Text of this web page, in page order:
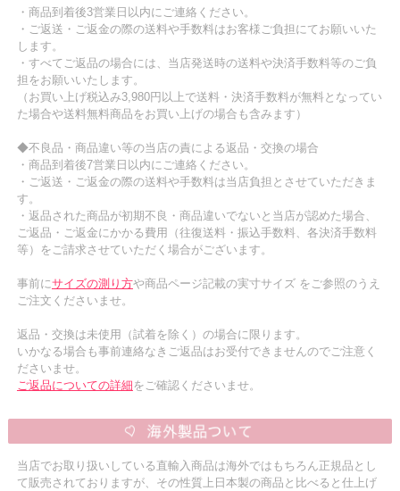
・商品到着後3営業日以内にご連絡ください。
・ご返送・ご返金の際の送料や手数料はお客様ご負担にてお願いいた
します。
・すべてご返品の場合には、当店発送時の送料や決済手数料等のご負
担をお願いいたします。
（お買い上げ税込み3,980円以上で送料・決済手数料が無料となってい
た場合や送料無料商品をお買い上げの場合も含みます）
◆不良品・商品違い等の当店の責による返品・交換の場合
・商品到着後7営業日以内にご連絡ください。
・ご返送・ご返金の際の送料や手数料は当店負担とさせていただきま
す。
・返品された商品が初期不良・商品違いでないと当店が認めた場合、
ご返品・ご返金にかかる費用（往復送料・振込手数料、各決済手数料
等）をご請求させていただく場合がございます。
事前にサイズの測り方や商品ページ記載の実寸サイズ をご参照のうえ
ご注文くださいませ。
返品・交換は未使用（試着を除く）の場合に限ります。
いかなる場合も事前連絡なきご返品はお受付できませんのでご注意く
ださいませ。
ご返品についての詳細をご確認くださいませ。
当店でお取り扱いしている直輸入商品は海外ではもちろん正規品とし
て販売されておりますが、その性質上日本製の商品と比べると仕上げ